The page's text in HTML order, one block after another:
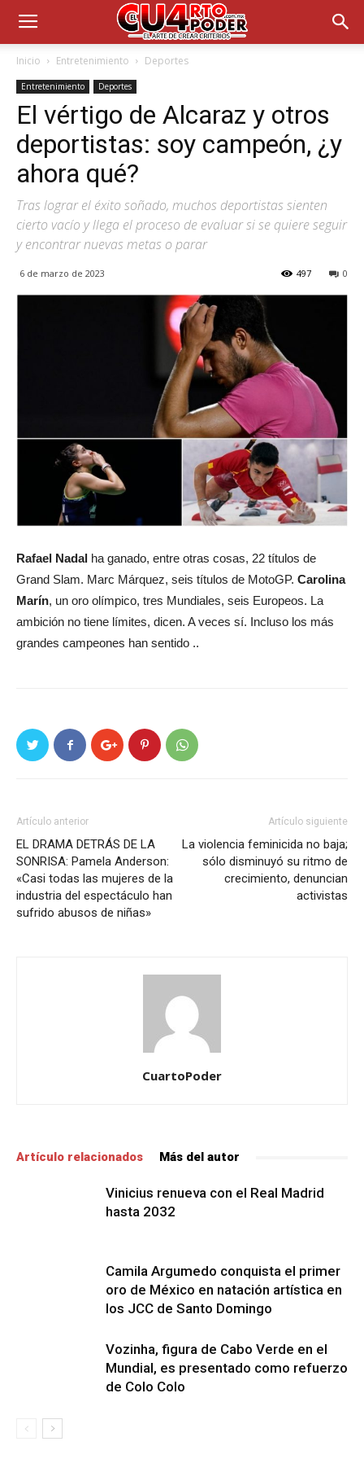
Inicio Entretenimiento Deportes
Entretenimiento Deportes
El vértigo de Alcaraz y otros
deportistas: soy campeón, ¿y
ahora qué?
Tras lograr el éxito soñado, muchos deportistas sienten
cierto vacío y llega el proceso de evaluar si se quiere seguir
y encontrar nuevas metas o parar
6 de marzo de 2023 0
497
Rafael Nadal ha ganado, entre otras cosas, 22 títulos de
Grand Slam. Marc Márquez, seis títulos de MotoGP. Carolina
Marín, un oro olímpico, tres Mundiales, seis Europeos. La
ambición no tiene límites, dicen. A veces sí. Incluso los más
grandes campeones han sentido ..
Artículo anterior
EL DRAMA DETRÁS DE LA
SONRISA: Pamela Anderson:
«Casi todas las mujeres de la
industria del espectáculo han
sufrido abusos de niñas»
Artículo siguiente
La violencia feminicida no baja;
sólo disminuyó su ritmo de
crecimiento, denuncian
activistas
CuartoPoder
Artículo relacionados Más del autor
Vinicius renueva con el Real Madrid
hasta 2032
Camila Argumedo conquista el primer
oro de México en natación artística en
los JCC de Santo Domingo
Vozinha, figura de Cabo Verde en el
Mundial, es presentado como refuerzo
de Colo Colo